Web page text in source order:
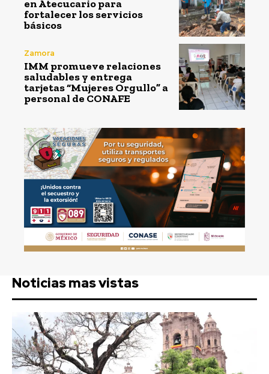
en Atecucario para
fortalecer los servicios
básicos
Zamora
IMM promueve relaciones
saludables y entrega
tarjetas “Mujeres Orgullo” a
personal de CONAFE
Noticias mas vistas